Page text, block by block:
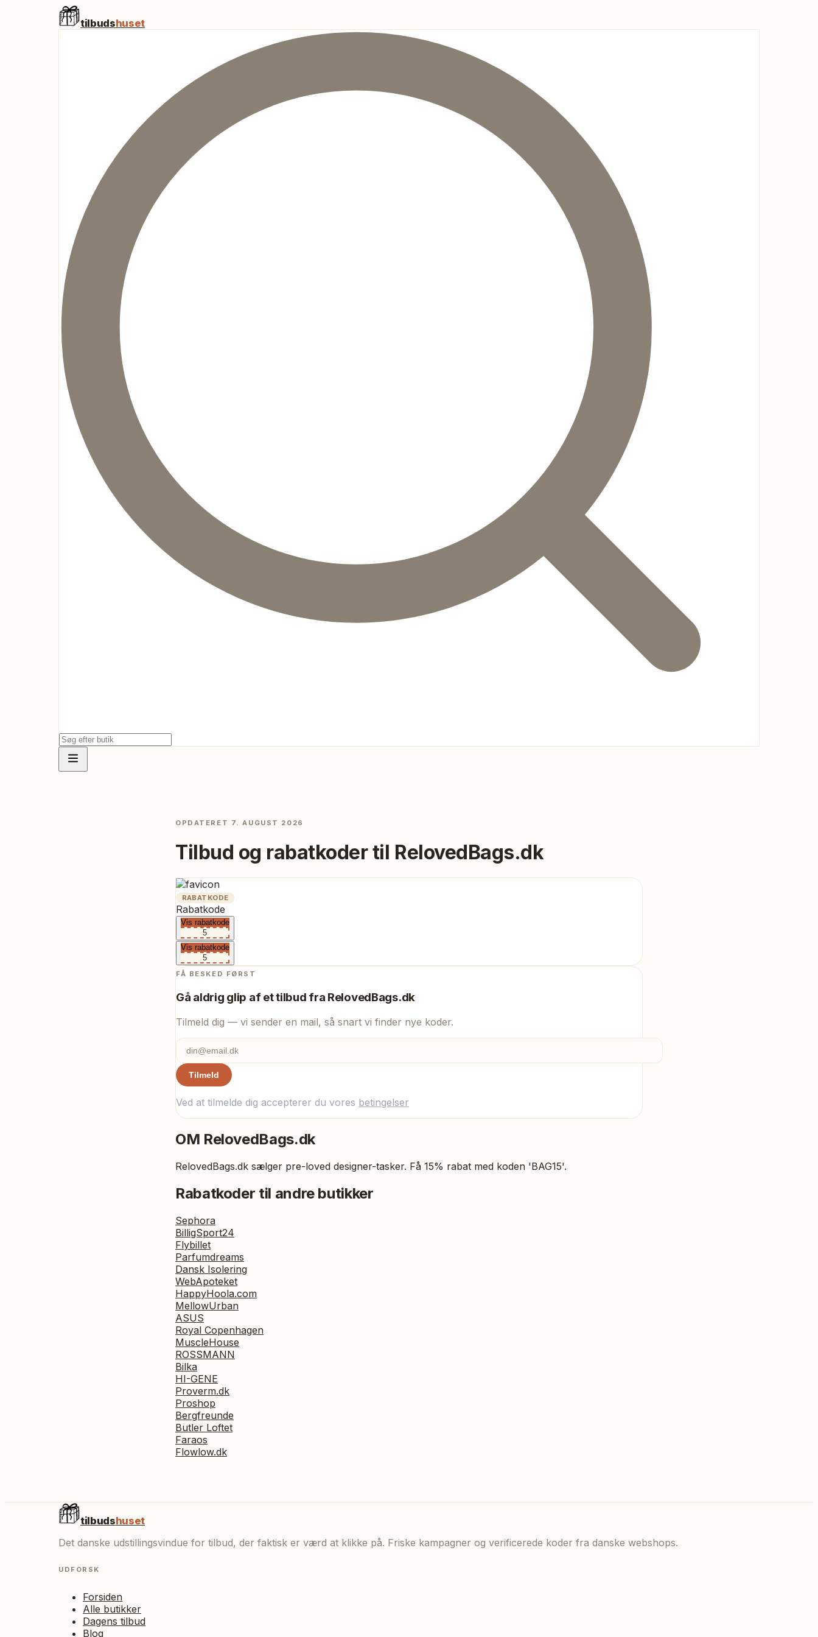
tilbudshuset
OPDATERET 7. AUGUST 2026
Tilbud og rabatkoder til RelovedBags.dk
RABATKODE
Rabatkode
Vis rabatkode
5
Vis rabatkode
5
FÅ BESKED FØRST
Gå aldrig glip af et tilbud fra RelovedBags.dk
Tilmeld dig — vi sender en mail, så snart vi finder nye koder.
Tilmeld
Ved at tilmelde dig accepterer du vores betingelser
OM RelovedBags.dk
RelovedBags.dk sælger pre-loved designer-tasker. Få 15% rabat med koden 'BAG15'.
Rabatkoder til andre butikker
Sephora
BilligSport24
Flybillet
Parfumdreams
Dansk Isolering
WebApoteket
HappyHoola.com
MellowUrban
ASUS
Royal Copenhagen
MuscleHouse
ROSSMANN
Bilka
HI-GENE
Proverm.dk
Proshop
Bergfreunde
Butler Loftet
Faraos
Flowlow.dk
tilbudshuset
Det danske udstillingsvindue for tilbud, der faktisk er værd at klikke på. Friske kampagner og verificerede koder fra danske webshops.
UDFORSK
Forsiden
Alle butikker
Dagens tilbud
Blog